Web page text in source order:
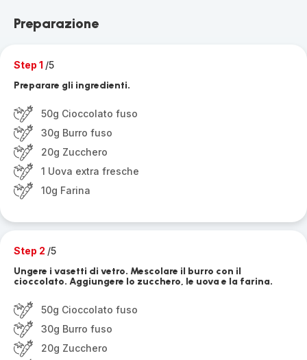
Preparazione
Step 1 /5
Preparare gli ingredienti.
50g Cioccolato fuso
30g Burro fuso
20g Zucchero
1 Uova extra fresche
10g Farina
Step 2 /5
Ungere i vasetti di vetro. Mescolare il burro con il
cioccolato. Aggiungere lo zucchero, le uova e la farina.
50g Cioccolato fuso
30g Burro fuso
20g Zucchero